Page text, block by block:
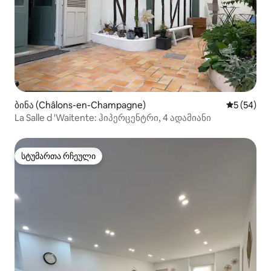
ბინა (Châlons-en-Champagne) საშუალო
5 (54)
La Salle d 'Waitente: ჰიპერცენტრი, 4 ადამიანი
სტუმართა რჩეული
სტუმართა რჩეული